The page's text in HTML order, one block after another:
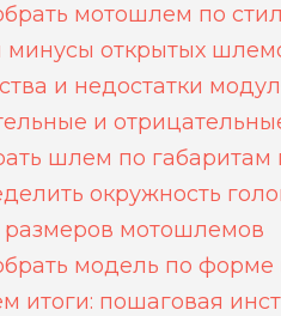
мотошлем по
открытых
и недостатки
и
шлем по габаритам
окружность
размеров мотошлемов
модель по форме
итоги: пошаговая